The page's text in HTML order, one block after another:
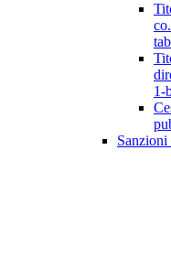
1-
Sanzioni